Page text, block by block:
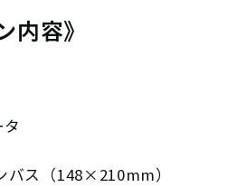
内容》
バス（148×210mm）